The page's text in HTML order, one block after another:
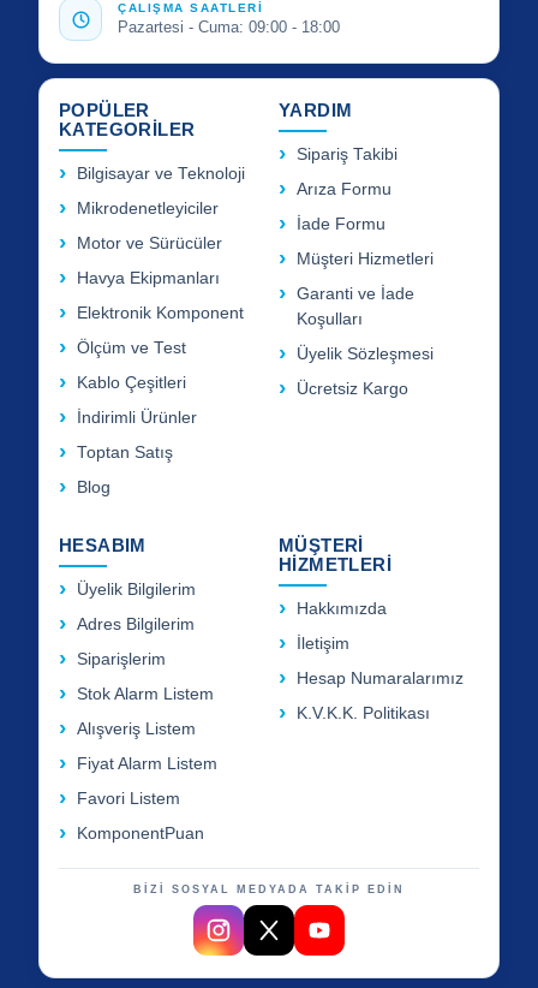
ÇALIŞMA SAATLERİ
Pazartesi - Cuma: 09:00 - 18:00
POPÜLER
KATEGORİLER
Bilgisayar ve Teknoloji
Mikrodenetleyiciler
Motor ve Sürücüler
Havya Ekipmanları
Elektronik Komponent
Ölçüm ve Test
Kablo Çeşitleri
İndirimli Ürünler
Toptan Satış
Blog
YARDIM
Sipariş Takibi
Arıza Formu
İade Formu
Müşteri Hizmetleri
Garanti ve İade
Koşulları
Üyelik Sözleşmesi
Ücretsiz Kargo
HESABIM
Üyelik Bilgilerim
Adres Bilgilerim
Siparişlerim
Stok Alarm Listem
Alışveriş Listem
Fiyat Alarm Listem
Favori Listem
KomponentPuan
MÜŞTERİ
HİZMETLERİ
Hakkımızda
İletişim
Hesap Numaralarımız
K.V.K.K. Politikası
BİZİ SOSYAL MEDYADA TAKİP EDİN